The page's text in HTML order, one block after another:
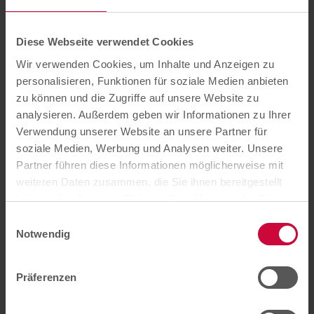
Diese Webseite verwendet Cookies
Wir verwenden Cookies, um Inhalte und Anzeigen zu
personalisieren, Funktionen für soziale Medien anbieten
zu können und die Zugriffe auf unsere Website zu
analysieren. Außerdem geben wir Informationen zu Ihrer
Verwendung unserer Website an unsere Partner für
soziale Medien, Werbung und Analysen weiter. Unsere
Partner führen diese Informationen möglicherweise mit
weiteren Daten zusammen, die Sie ihnen bereitgestellt
haben oder die sie im Rahmen Ihrer Nutzung der Dienste
notwendigen Cookies zustimmen
hier Ihre
Notwendig
Präferenzen
Gesundheitsleistungen
Das könnte Sie auch interessieren